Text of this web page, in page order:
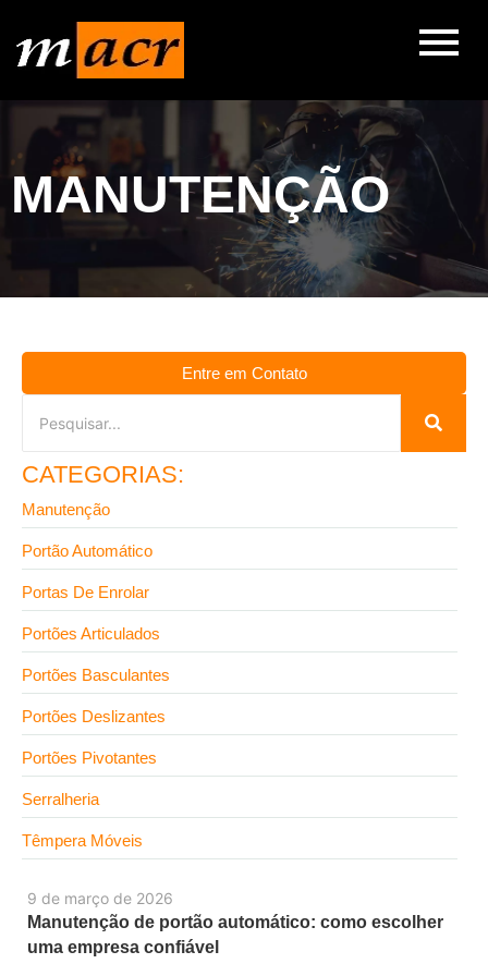
MANUTENÇÃO
9 de março de 2026
Manutenção de portão automático: como escolher
uma empresa confiável
Entre em Contato
CATEGORIAS:
Manutenção
Portão Automático
Portas De Enrolar
Portões Articulados
Portões Basculantes
Portões Deslizantes
Portões Pivotantes
Serralheria
Têmpera Móveis